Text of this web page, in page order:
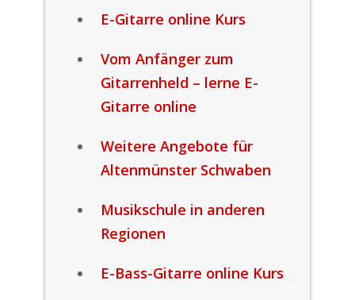
E-Gitarre online Kurs
Vom Anfänger zum
Gitarrenheld – lerne E-
Gitarre online
Weitere Angebote für
Altenmünster Schwaben
Musikschule in anderen
Regionen
E-Bass-Gitarre online Kurs